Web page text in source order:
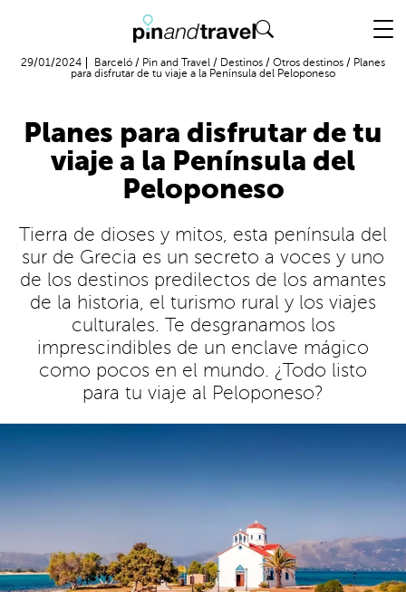
29/01/2024 Barceló / Pin and Travel / Destinos / Otros destinos / Planes
para disfrutar de tu viaje a la Península del Peloponeso
Planes para disfrutar de tu
viaje a la Península del
Peloponeso
Tierra de dioses y mitos, esta península del
sur de Grecia es un secreto a voces y uno
de los destinos predilectos de los amantes
de la historia, el turismo rural y los viajes
culturales. Te desgranamos los
imprescindibles de un enclave mágico
como pocos en el mundo. ¿Todo listo
para tu viaje al Peloponeso?